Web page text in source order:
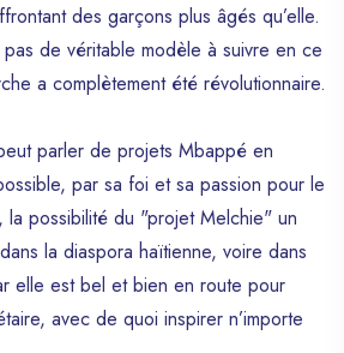
des garçons plus âgés qu’elle.
pas de véritable modèle à suivre en ce
a complètement été révolutionnaire.
parler de projets Mbappé en
par sa foi et sa passion pour le
possibilité du "projet Melchie" un
la diaspora haïtienne, voire dans
elle est bel et bien en route pour
avec de quoi inspirer n’importe